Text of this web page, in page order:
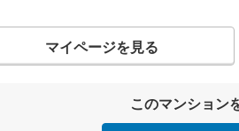
マイページを見る
このマンション